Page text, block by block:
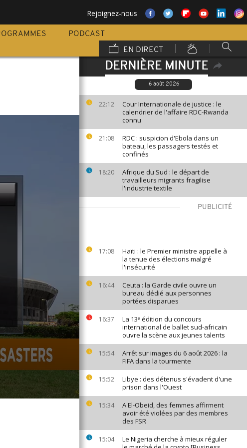
Rejoignez-nous
PODCAST
EN DIRECT
DERNIÈRE MINUTE
6 août 2026
22:12
Cour Internationale de justice : le
calendrier de l'affaire RDC-Rwanda
connu
21:08
RDC : suspicion d'Ebola dans un
bateau, les passagers testés et
confinés
18:20
Afrique du Sud : le départ de
travailleurs migrants fragilise
l'industrie textile
PUBLICITÉ
17:08
Haïti : le Premier ministre appelle à
la tenue des élections malgré
l'insécurité
16:44
Ceuta : la Garde civile ouvre un
bureau dédié aux personnes
portées disparues
16:37
La 13ᵉ édition du concours
international de ballet sud-africain
ouvre la scène aux jeunes talents
15:54
Arrêt sur images du 6 août 2026 : la
FIFA dans la tourmente
15:52
Libye : des détenus s'évadent d'une
prison dans l'Ouest
15:34
A El-Obeid, des femmes affirment
avoir été violées par des membres
des FSR
15:04
Le Nigeria cherche à mieux réguler